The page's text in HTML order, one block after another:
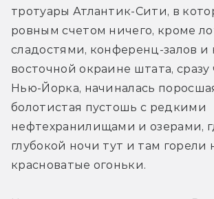
тротуары Атлантик-Сити, в
ровным счетом ничего, кроме
сладостями, конференц-залов и
восточной окраине штата, сразу
Нью-Йорка, начиналась
болотистая пустошь с редкими
нефтехранилищами и озерами,
глубокой ночи тут и там горели
красноватые огоньки.